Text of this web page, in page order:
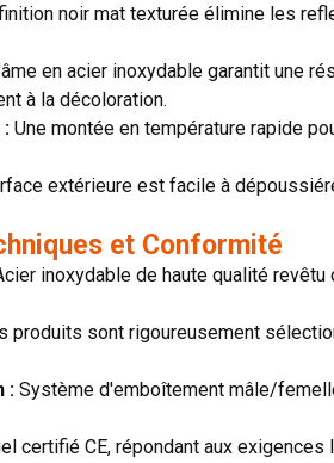
noir mat texturée élimine les
en acier inoxydable garantit une
à la décoloration.
: Une montée en température rapide
extérieure est facile à
et Conformité
inoxydable de haute qualité
produits sont rigoureusement
: Système d'emboîtement mâle/
certifié CE, répondant aux